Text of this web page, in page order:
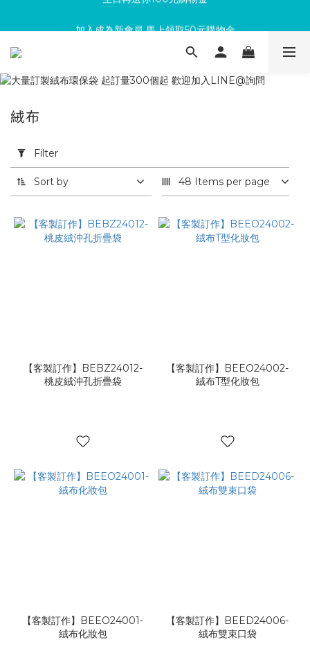
滿300回饋10%購物金
Filter
(0/20)
用
絨布
Filter
Sort by 48 Items per page
【客製訂作】BEBZ24012-
桃皮絨沖孔折疊袋
【客製訂作】BEEO24002-
絨布T型化妝包
【客製訂作】BEEO24001-
絨布化妝包
【客製訂作】BEED24006-
絨布雙束口袋